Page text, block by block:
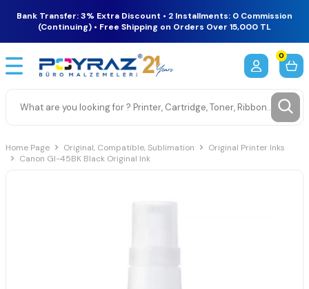
Bank Transfer: 3% Extra Discount • 2 Installments: 0 Commission
(Continuing) • Free Shipping on Orders Over 15,000 TL
0
Home Page Original, Compatible, Sublimation
Original Printer Inks
Canon GI-45BK Black Original Ink